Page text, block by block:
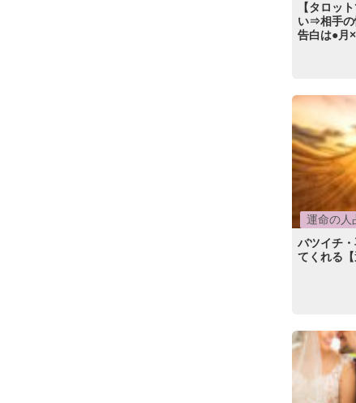
【タロッ
い⇒相手の
告白は●月×
運命の人
バツイチ
てくれる【